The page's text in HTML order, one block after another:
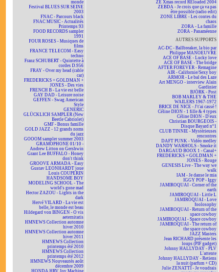
monde
Festival BLUES SUR SEINE
2003
FNAC - Parcours black
FNAC MUSIC - Actualités
Printemps 93
FOOD RECORDS sampler
1991
FOUR ROSES - Musiques de
films
FRANCE TELECOM - Easy
techno
Franz SCHUBERT - Quintette à
cordes D.956
FRAY - Over my head (cable
car)
FREDERICKS + GOLDMAN +
JONES - Des vies
FRENCH B - La vie est belle
GAY DAD - Leisure noise
GEFFEN - Swag American
Style
GENERIC
GLÜCKLICH SAMPLER (New
Beetle Cabriolet)
GMF - Bonus famille
GOLD JAZZ - 12 grands noms
du jazz
GOOOM sampler summer 2003
GRAMOPHONE 01/10 -
Andrew Litton on Gershwin
Grant Lee BUFFALO - Honey
don't think
GROOVE ARMADA - Easy
Gustav LEONHARDT joue
Louis COUPERIN
HANDSOME BOY
MODELING SCHOOL - The
world's gone mad
Hector ZAZOU - Lights in the
dark
Hervé VILARD - La vie est
belle, le monde est beau
Hildegard von BINGEN - O vis
aeternitatis
HMNEWS Collection automne
hiver 2010
HMNEWS Collection automne
hiver 2011
HMNEWS Collection
printemps été 2010
HMNEWS Collection
printemps été 2012
HMNEWS Nouveautés août
décembre 2009
HONDA HRV Joy Machine
ZE Xmas record REloaded 2004
ZEBDA - Je crois que ça va pas
être possible (radio edit)
ZONE LIBRE - Les contes du
chaos
ZORA - La famille
ZORA - Panaméenne
AUTRES SUPPORTS
AC-DC - Ballbreaker, la bio par
Philippe MANOEUVRE
ACE OF BASE - Lucky love
ACE OF BASE - The bridge
AFTER FOREVER - Remagine
AIR - Californie/Sexy boy
ARMOR - Le bal des Laze
Art MENGO - interview Alain
Gardinier
BJÖRK - Post
BOB MARLEY & THE
WAILERS 1967-1972
BRICE DE NICE - J't'ai cassé !
Céline DION - 1 fille & 4 types
Céline DION - D'eux
Christian BOURGEOIS -
Disque Bayard n°1
CLUB TINNIE - Mystérieuses
rencontres
DAFT PUNK - Vidéo medley
DANDY WARHOLS - Smoke it
DARGAUD BOOX 1 - Canal+
FREDERICKS + GOLDMAN +
JONES - Rouge
GENESIS Live - The way we
walk
IAM - Je danse le mia
IGGY POP - Iggy
JAMIROQUAI - Corner of the
earth
JAMIROQUAI - Little L
JAMIROQUAI - Love
foolosophy
JAMIROQUAI - Return of the
space cowboy
JAMIROQUAI - Space cowboy
JAMIROQUAI - The return of
the space cowboy
JAZZ Masters
Jean RICHARD présente les
loups (PIF gadget)
Johnny HALLYDAY - PLV
L'attente
Johnny HALLYDAY - Retiens
la nuit (parfum + CD)
Julie ZENATTI - Je voudrais